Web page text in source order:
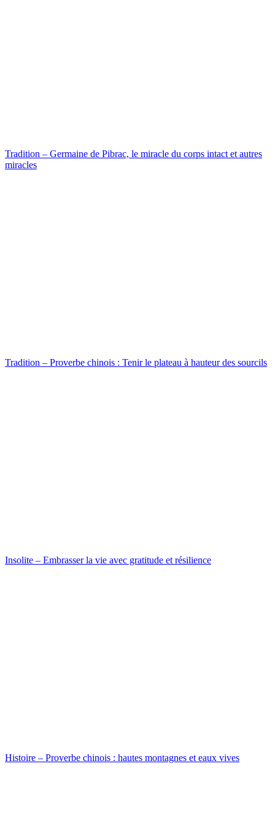
Tradition – Germaine de Pibrac, le miracle du corps intact et autres
miracles
Tradition – Proverbe chinois : Tenir le plateau à hauteur des sourcils
Insolite – Embrasser la vie avec gratitude et résilience
Histoire – Proverbe chinois : hautes montagnes et eaux vives